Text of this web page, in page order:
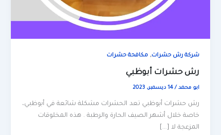
شركة رش حشرات,مكافحة حشرات
رش حشرات أبوظبي
ابو محمد/14 ديسمبر، 2023
رش حشرات أبوظبي تعد الحشرات مشكلة شائعة في أبوظبي،
خاصة خلال أشهر الصيف الحارة والرطبة . هذه المخلوقات
المزعجة لا […]